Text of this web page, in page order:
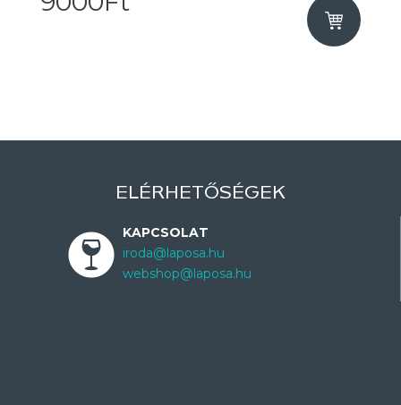
ELÉRHETŐSÉGEK
KAPCSOLAT
iroda@laposa.hu
webshop@laposa.hu